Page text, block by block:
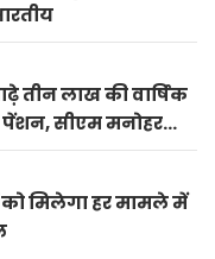
तीन लाख की वार्षिक
पेंशन, सीएम मनोहर
को मिलेगा हर मामले में